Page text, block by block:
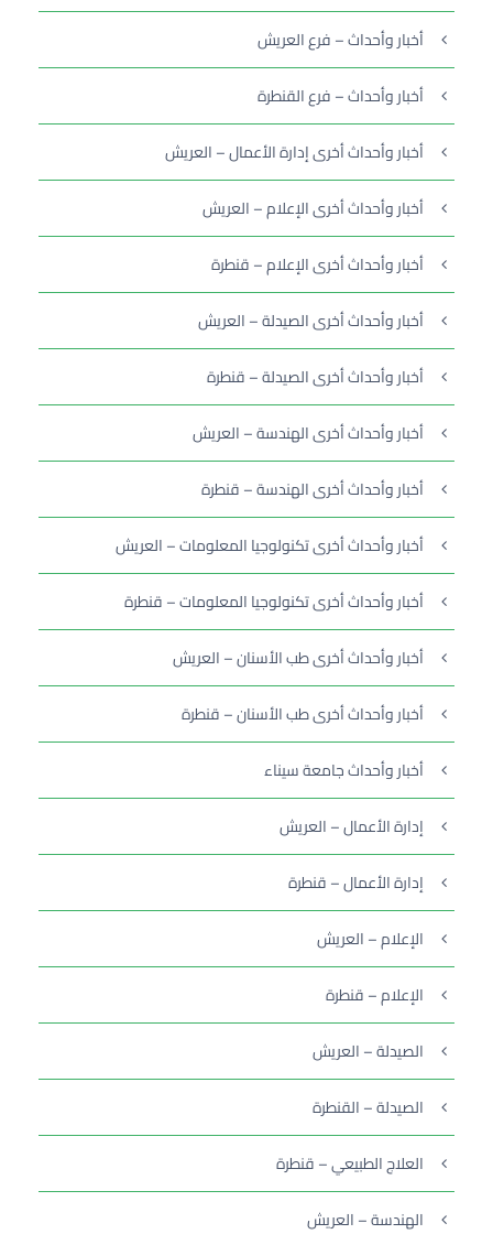
أخبار وأحداث – فرع العريش
أخبار وأحداث – فرع القنطرة
أخبار وأحداث أخرى إدارة الأعمال – العريش
أخبار وأحداث أخرى الإعلام – العريش
أخبار وأحداث أخرى الإعلام – قنطرة
أخبار وأحداث أخرى الصيدلة – العريش
أخبار وأحداث أخرى الصيدلة – قنطرة
أخبار وأحداث أخرى الهندسة – العريش
أخبار وأحداث أخرى الهندسة – قنطرة
أخبار وأحداث أخرى تكنولوجيا المعلومات – العريش
أخبار وأحداث أخرى تكنولوجيا المعلومات – قنطرة
أخبار وأحداث أخرى طب الأسنان – العريش
أخبار وأحداث أخرى طب الأسنان – قنطرة
أخبار وأحداث جامعة سيناء
إدارة الأعمال – العريش
إدارة الأعمال – قنطرة
الإعلام – العريش
الإعلام – قنطرة
الصيدلة – العريش
الصيدلة – القنطرة
العلاج الطبيعي – قنطرة
الهندسة – العريش